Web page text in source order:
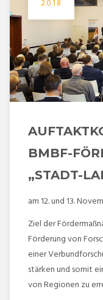
2018
BMBF-
STADT-
am 12. und 13.
Ziel der
Förderung von
einer
stärken und somit
von Regionen zu